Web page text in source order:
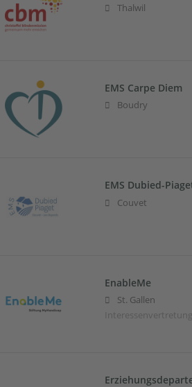
Thalwil
EMS Carpe Diem
Boudry
EMS Dubied-
Couvet
EnableMe
St. Gallen